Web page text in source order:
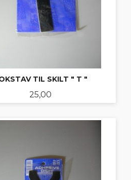
TIL SKILT " T "
Pris
25,00
KJØP